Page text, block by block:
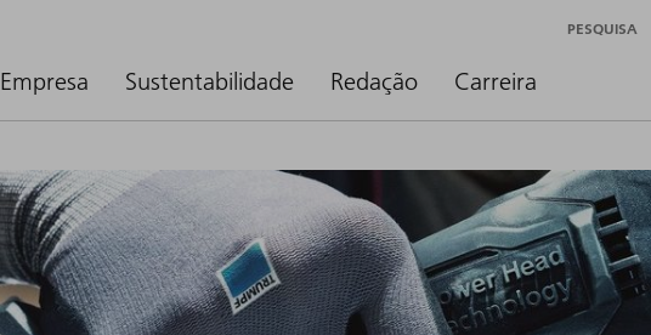
Empresa Sustentabilidade Redação Carreira
PESQUISA